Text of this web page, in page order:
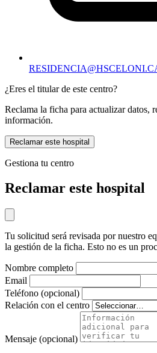
¿Eres el titular de este centro?
Reclama la ficha para actualizar datos,
información.
Reclamar este hospital
Gestiona tu centro
Reclamar este hospital
Tu solicitud será revisada por nuestro
la gestión de la ficha. Esto no es un
Nombre completo
Email
Teléfono (opcional)
Relación con el centro
Mensaje (opcional)